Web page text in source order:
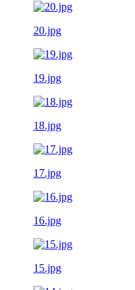
20.jpg
19.jpg
18.jpg
17.jpg
16.jpg
15.jpg